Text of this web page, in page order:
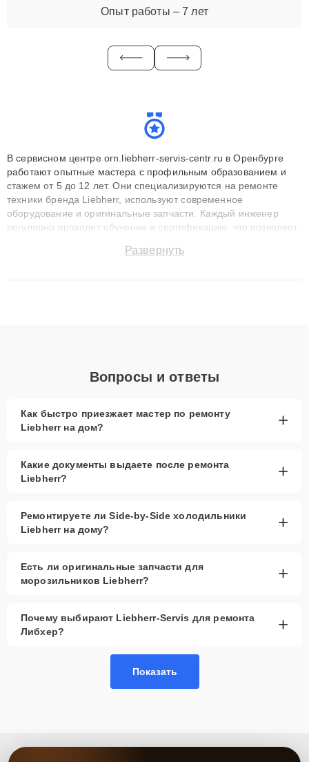
Опыт работы – 7 лет
В сервисном центре orn.liebherr-servis-centr.ru в Оренбурге
работают опытные мастера с профильным образованием и
стажем от 5 до 12 лет. Они специализируются на ремонте
техники бренда Liebherr, используют современное
оборудование и оригинальные запчасти. Каждый инженер
регулярно проходит обучение и сертификацию, что позволяет
технику с сохранением гарантии до 3 лет. Наши мастера
Развернуть
Вопросы и ответы
Как быстро приезжает мастер по ремонту
Liebherr на дом?
+
Какие документы выдаете после ремонта
Liebherr?
+
Ремонтируете ли Side-by-Side холодильники
Liebherr на дому?
+
Есть ли оригинальные запчасти для
морозильников Liebherr?
+
Почему выбирают Liebherr-Servis для ремонта
Либхер?
+
Показать